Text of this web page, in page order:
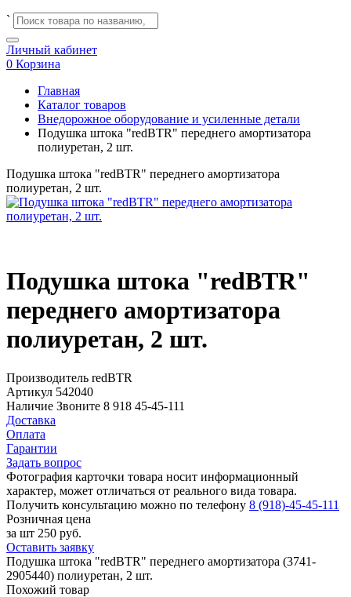
`
Личный кабинет
0 Корзина
Главная
Каталог товаров
Внедорожное оборудование и усиленные детали
Подушка штока "redBTR" переднего амортизатора
полиуретан, 2 шт.
Подушка штока "redBTR" переднего амортизатора
полиуретан, 2 шт.
Подушка штока "redBTR"
переднего амортизатора
полиуретан, 2 шт.
Производитель redBTR
Артикул 542040
Наличие Звоните 8 918 45-45-111
Доставка
Оплата
Гарантии
Задать вопрос
Фотография карточки товара носит информационный
характер, может отличаться от реального вида товара.
Получить консультацию можно по телефону 8 (918)-45-45-111
Розничная цена
за шт 250 руб.
Оставить заявку
Подушка штока "redBTR" переднего амортизатора (3741-
2905440) полиуретан, 2 шт.
Похожий товар